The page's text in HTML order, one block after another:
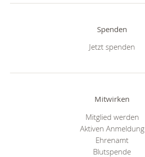
Spenden
Jetzt spenden
Mitwirken
Mitglied werden
Aktiven Anmeldung
Ehrenamt
Blutspende